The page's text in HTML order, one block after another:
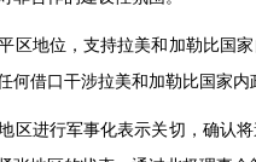
区地位，支持拉美和加勒比国
何借口干涉拉美和加勒比国家内
区进行军事化表示关切，确认